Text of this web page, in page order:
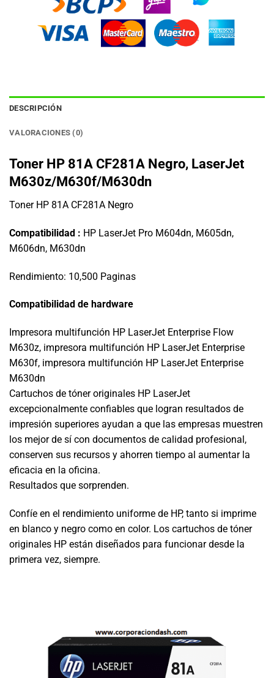
DESCRIPCIÓN
VALORACIONES (0)
Toner HP 81A CF281A Negro, LaserJet
M630z/M630f/M630dn
Toner HP 81A CF281A Negro
Compatibilidad : HP LaserJet Pro M604dn, M605dn,
M606dn, M630dn
Rendimiento: 10,500 Paginas
Compatibilidad de hardware
Impresora multifunción HP LaserJet Enterprise Flow
M630z, impresora multifunción HP LaserJet Enterprise
M630f, impresora multifunción HP LaserJet Enterprise
M630dn
Cartuchos de tóner originales HP LaserJet
excepcionalmente confiables que logran resultados de
impresión superiores ayudan a que las empresas muestren
los mejor de sí con documentos de calidad profesional,
conserven sus recursos y ahorren tiempo al aumentar la
eficacia en la oficina.
Resultados que sorprenden.
Confíe en el rendimiento uniforme de HP, tanto si imprime
en blanco y negro como en color. Los cartuchos de tóner
originales HP están diseñados para funcionar desde la
primera vez, siempre.